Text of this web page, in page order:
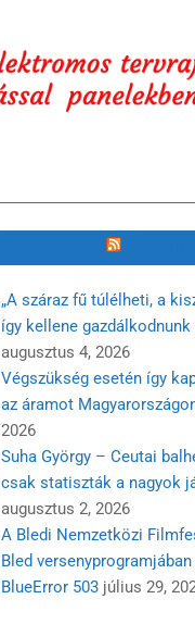
„A száraz fű túlélheti, a
így kellene gazdálkodnunk
augusztus 4, 2026
Végszükség esetén így
az áramot
2026
Suha György – Ceutai
csak statiszták a nagyok
augusztus 2, 2026
A Bledi Nemzetközi
Bled
BlueError 503 július 29,